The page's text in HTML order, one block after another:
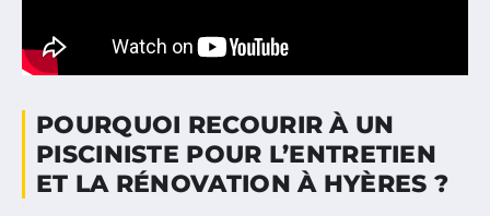
POURQUOI RECOURIR À UN
PISCINISTE POUR L’ENTRETIEN
ET LA RÉNOVATION À HYÈRES ?